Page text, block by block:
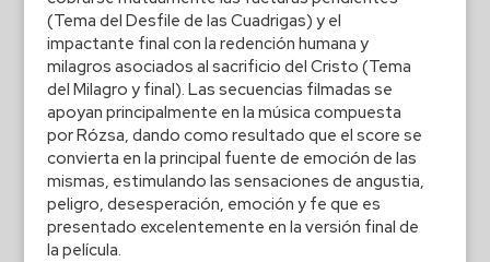
(Tema del Desfile de las Cuadrigas) y el
impactante final con la redención humana y
milagros asociados al sacrificio del Cristo (Tema
del Milagro y final). Las secuencias filmadas se
apoyan principalmente en la música compuesta
por Rózsa, dando como resultado que el score se
convierta en la principal fuente de emoción de las
mismas, estimulando las sensaciones de angustia,
peligro, desesperación, emoción y fe que es
presentado excelentemente en la versión final de
la película.